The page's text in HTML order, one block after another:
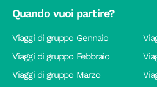
Quando vuoi partire?
Viaggi di gruppo Gennaio
Viaggi di gruppo Febbraio
Viaggi di gruppo Marzo